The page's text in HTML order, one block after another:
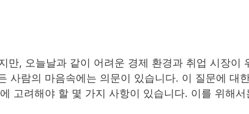
만, 오늘날과 같이 어려운 경제 환경과 취업 시장이
사람의 마음속에는 의문이 있습니다. 이 질문에 대
고려해야 할 몇 가지 사항이 있습니다. 이를 위해서